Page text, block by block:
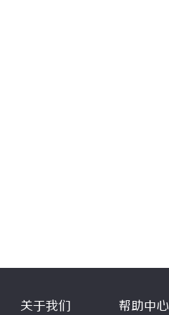
关于我们 帮助中心